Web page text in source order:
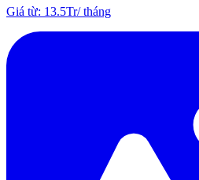
Giá từ: 13.5Tr/tháng